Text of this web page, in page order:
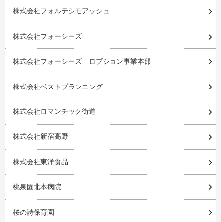
株式会社フォルテシモアッシュ
株式会社フォーシーズ
株式会社フォーシーズ ロブション事業本部
株式会社ベストプランニング
株式会社ロマンチック街道
株式会社新宿高野
株式会社東洋食品
桃泉園北本病院
桜の詩保育園